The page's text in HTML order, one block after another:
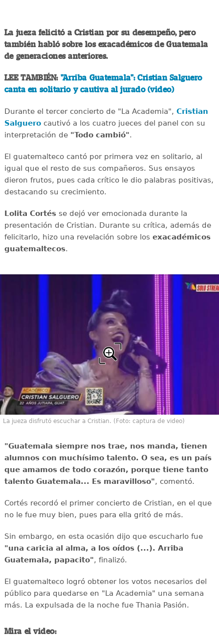
La jueza felicitó a Cristian por su desempeño, pero
también habló sobre los exacadémicos de Guatemala
de generaciones anteriores.
LEE TAMBIÉN: "Arriba Guatemala": Cristian Salguero
canta en solitario y cautiva al jurado (video)
Durante el tercer concierto de "La Academia", Cristian
Salguerocautivó a los cuatro jueces del panel con su
interpretación de "Todo cambió".
El guatemalteco cantó por primera vez en solitario, al
igual que el resto de sus compañeros. Sus ensayos
dieron frutos, pues cada crítico le dio palabras positivas,
destacando su crecimiento.
Lolita Cortésse dejó ver emocionada durante la
presentación de Cristian. Durante su crítica, además de
felicitarlo, hizo una revelación sobre los exacadémicos
guatemaltecos.
La jueza disfrutó escuchar a Cristian. (Foto: captura de video)
"Guatemala siempre nos trae, nos manda, tienen
alumnos con muchísimo talento. O sea, es un país
que amamos de todo corazón, porque tiene tanto
talento Guatemala... Es maravilloso", comentó.
Cortés recordó el primer concierto de Cristian, en el que
no le fue muy bien, pues para ella gritó de más.
Sin embargo, en esta ocasión dijo que escucharlo fue
"una caricia al alma, a los oídos (...). Arriba
Guatemala, papacito", finalizó.
El guatemalteco logró obtener los votos necesarios del
público para quedarse en "La Academia" una semana
más. La expulsada de la noche fue Thania Pasión.
Mira el video: